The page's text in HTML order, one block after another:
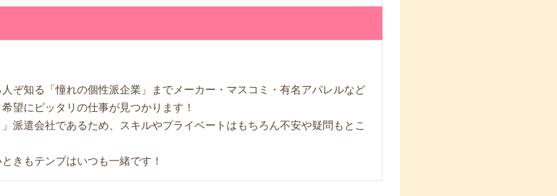
ぞ知る「憧れの個性派企業」までメーカー・マスコミ・有名アパレルなど
望にピッタリの仕事が見つかります！
派遣会社であるため、スキルやプライベートはもちろん不安や疑問もとこ
きもテンプはいつも一緒です！